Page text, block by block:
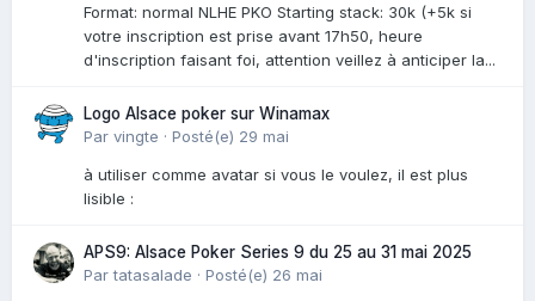
Format: normal NLHE PKO Starting stack: 30k (+5k si
votre inscription est prise avant 17h50, heure
d'inscription faisant foi, attention veillez à anticiper la...
Logo Alsace poker sur Winamax
Par vingte · Posté(e) 29 mai
à utiliser comme avatar si vous le voulez, il est plus
lisible :
APS9: Alsace Poker Series 9 du 25 au 31 mai 2025
Partatasalade · Posté(e) 26 mai